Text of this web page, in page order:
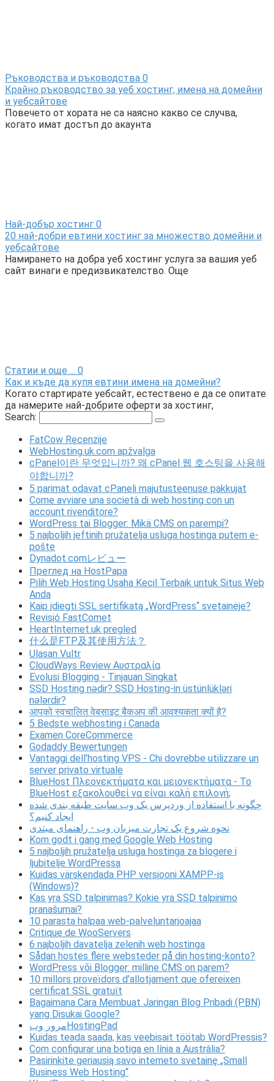
Ръководства и ръководства 0
Крайно ръководство за уеб хостинг, имена на домейни
и уебсайтове
Повечето от хората не са наясно какво се случва,
когато имат достъп до акаунта
Най-добър хостинг 0
20 най-добри евтини хостинг за множество домейни и
уебсайтове
Намирането на добра уеб хостинг услуга за вашия уеб
сайт винаги е предизвикателство. Още
Статии и още ... 0
Как и къде да купя евтини имена на домейни?
Когато стартирате уебсайт, естествено е да се опитате
да намерите най-добрите оферти за хостинг,
Search:
FatCow Recenzije
WebHosting.uk.com apžvalga
cPanel이란 무엇입니까? 왜 cPanel 웹 호스팅을 사용해
야합니까?
5 parimat odavat cPaneli majutusteenuse pakkujat
Come avviare una società di web hosting con un
account rivenditore?
WordPress tai Blogger: Mikä CMS on parempi?
5 najboljih jeftinih pružatelja usluga hostinga putem e-
pošte
Dynadot.comレビュー
Преглед на HostPapa
Pilih Web Hosting Usaha Kecil Terbaik untuk Situs Web
Anda
Kaip įdiegti SSL sertifikatą „WordPress“ svetainėje?
Revisió FastComet
HeartInternet.uk pregled
什么是FTP及其使用方法？
Ulasan Vultr
CloudWays Review Αυστραλία
Evolusi Blogging - Tinjauan Singkat
SSD Hosting nədir? SSD Hosting-in üstünlükləri
nələrdir?
आपको स्वचालित वेबसाइट बैकअप की आवश्यकता क्यों है?
5 Bedste webhosting i Canada
Examen CoreCommerce
Godaddy Bewertungen
Vantaggi dell’hosting VPS - Chi dovrebbe utilizzare un
server privato virtuale
BlueHost Πλεονεκτήματα και μειονεκτήματα - Το
BlueHost εξακολουθεί να είναι καλή επιλογή;
چگونه با استفاده از وردپرس یک وب سایت طبقه بندی شده
ایجاد کنیم؟
نحوه شروع یک تجارت میزبان وب - راهنمای مبتدی
Kom godt i gang med Google Web Hosting
5 najboljih pružatelja usluga hostinga za blogere i
ljubitelje WordPressa
Kuidas värskendada PHP versiooni XAMPP-is
(Windows)?
Kas yra SSD talpinimas? Kokie yra SSD talpinimo
pranašumai?
10 parasta halpaa web-palveluntarjoajaa
Critique de WooServers
6 najboljih davatelja zelenih web hostinga
Sådan hostes flere websteder på din hosting-konto?
WordPress või Blogger: milline CMS on parem?
10 millors proveïdors d’allotjament que ofereixen
certificat SSL gratuït
Bagaimana Cara Membuat Jaringan Blog Pribadi (PBN)
yang Disukai Google?
مرور وبHostingPad
Kuidas teada saada, kas veebisait töötab WordPressis?
Com configurar una botiga en línia a Austràlia?
Pasirinkite geriausią savo interneto svetainę „Small
Business Web Hosting“